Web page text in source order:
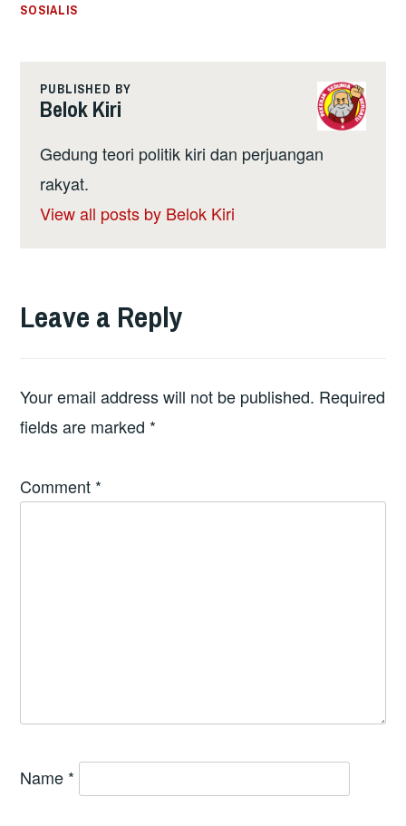
SOSIALIS
PUBLISHED BY
Belok Kiri
Gedung teori politik kiri dan perjuangan
rakyat.
View all posts by Belok Kiri
Leave a Reply
Your email address will not be published. Required
fields are marked *
Comment *
Name *